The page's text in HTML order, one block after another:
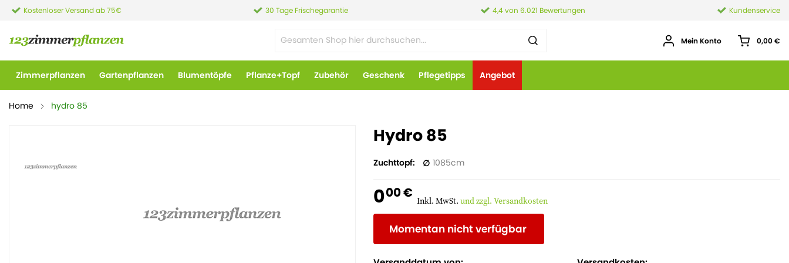
Kostenloser Versand ab 75€ 30 Tage Frischegarantie 4,4 von 6.021 Bewertungen Kundenservice
Mein Konto 0,00 €
Zimmerpflanzen Gartenpflanzen Blumentöpfe Pflanze+Topf Zubehör Geschenk Pflegetipps Angebot
Home hydro 85
Hydro 85
Zuchttopf 1085
000 € Inkl. MwSt.und zzgl. Versandkosten
Momentan nicht verfügbar